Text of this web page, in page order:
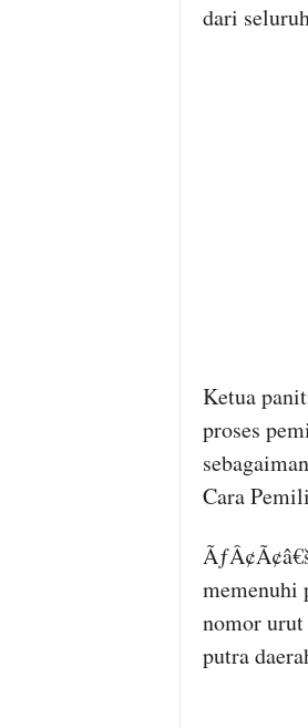
dari
Ketua
proses
Cara
memenuhi
nomor
putra